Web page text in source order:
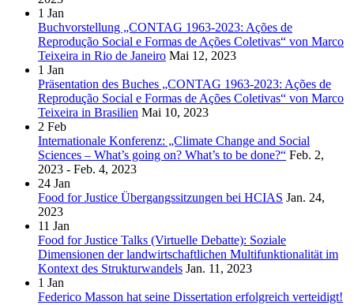
1 Jan
Buchvorstellung „CONTAG 1963-2023: Ações de
Reprodução Social e Formas de Ações Coletivas“ von Marco
Teixeira in Rio de Janeiro Mai 12, 2023
1 Jan
Präsentation des Buches „CONTAG 1963-2023: Ações de
Reprodução Social e Formas de Ações Coletivas“ von Marco
Teixeira in Brasilien Mai 10, 2023
2 Feb
Internationale Konferenz: „Climate Change and Social
Sciences – What’s going on? What’s to be done?“ Feb. 2,
2023 - Feb. 4, 2023
24 Jan
Food for Justice Übergangssitzungen bei HCIAS Jan. 24,
2023
11 Jan
Food for Justice Talks (Virtuelle Debatte): Soziale
Dimensionen der landwirtschaftlichen Multifunktionalität im
Kontext des Strukturwandels Jan. 11, 2023
1 Jan
Federico Masson hat seine Dissertation erfolgreich verteidigt!